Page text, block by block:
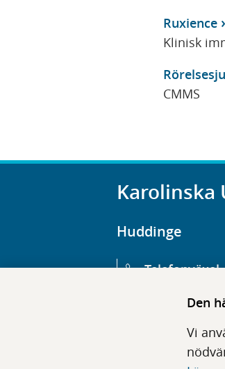
Den
Vi
Ruxience
Klinisk
CMMS
Karolinska
Huddinge
Telefonväxel
Hälsovägen 13